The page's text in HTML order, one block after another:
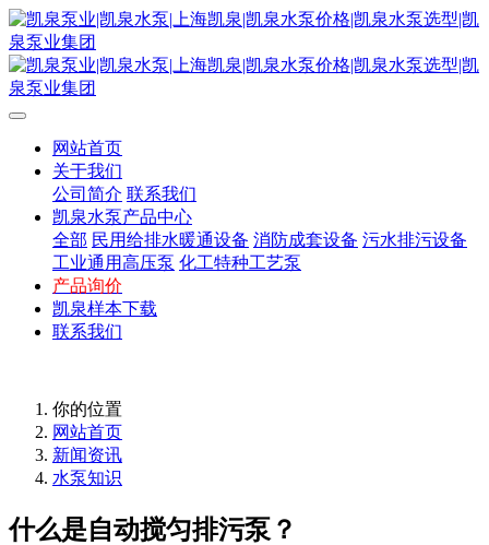
网站首页
关于我们
公司简介 联系我们
凯泉水泵产品中心
全部 民用给排水暖通设备 消防成套设备 污水排污设备
工业通用高压泵 化工特种工艺泵
产品询价
凯泉样本下载
联系我们
你的位置
网站首页
新闻资讯
水泵知识
什么是自动搅匀排污泵？